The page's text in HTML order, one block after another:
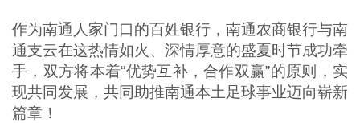
作为南通人家门口的百姓银行，南通农商银行与南
通支云在这热情如火、深情厚意的盛夏时节成功牵
手，双方将本着“优势互补，合作双赢”的原则，实
现共同发展，共同助推南通本土足球事业迈向崭新
篇章！